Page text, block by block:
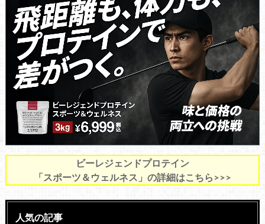
ビーレジェンドプロテイン
「スポーツ＆ウェルネス」の詳細はこちら>>>
人気の記事